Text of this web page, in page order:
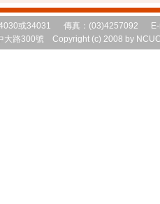
或34031 傳真：(03)4257092 E-
大路300號 Copyright (c) 2008 by